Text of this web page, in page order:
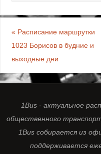
« Расписание маршрутки
1023 Борисов в будние и
выходные дни
1Bus - актуальное
общественного
1Bus собирается из
поддерживается